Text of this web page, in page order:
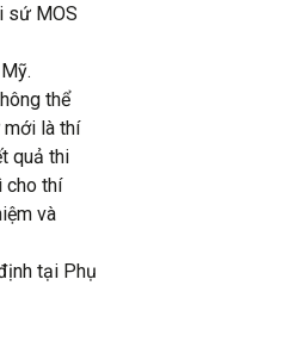
sứ MOS
thể
mới là thí
quả thi
cho thí
và
tại Phụ